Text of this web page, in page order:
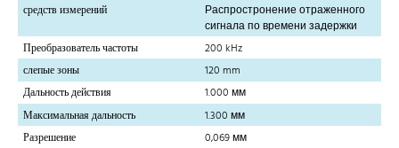
средств измерений
Распростронение отраженного
сигнала по времени задержки
Преобразователь частоты
200 kHz
слепые зоны
120 mm
Дальность действия
1.000 мм
Максимальная дальность
1.300 мм
Разрешение
0,069 мм